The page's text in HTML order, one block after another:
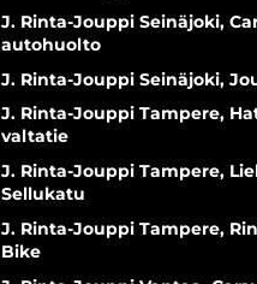
J. Rinta-Jouppi Seinäjoki,
autohuolto
J. Rinta-Jouppi Seinäjoki,
J. Rinta-Jouppi Tampere,
valtatie
J. Rinta-Jouppi Tampere,
Sellukatu
J. Rinta-Jouppi Tampere,
Bike